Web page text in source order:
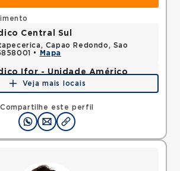
Compartilhe este perfil
Central Sul
Capao Redondo, Sao
•
Mapa
Ifor - Unidade Américo
Brasiliense, Centro, Sao Bernardo do
•
Mapa
Veja mais locais